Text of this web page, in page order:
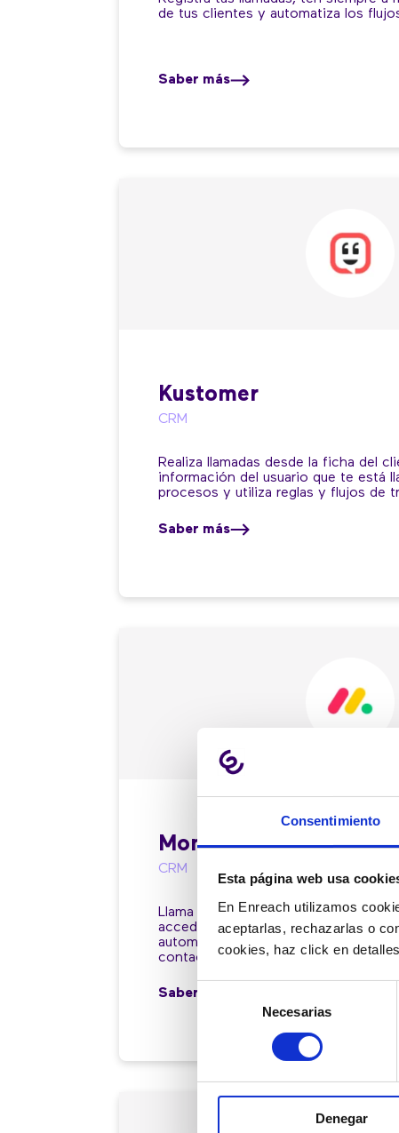
Consentimiento
Esta página web usa
En Enreach utilizamos
aceptarlas, rechazarlas o
cookies, haz click en
Selección
consentimiento
Necesarias
Denegar
de tus clientes y automatiza los
Saber más
Kustomer
CRM
Realiza llamadas desde la ficha del
información del usuario que te está
procesos y utiliza reglas y flujos de
Saber más
Monday
CRM
Llama haciendo click en el propio
accede a la ficha del cliente que te
automatiza la apertura de pestañas
contact center.
Saber más